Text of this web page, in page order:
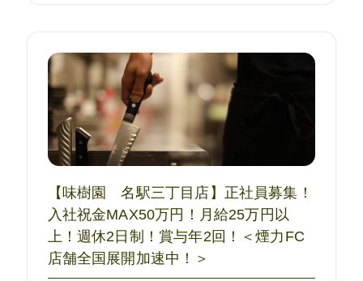
【味樹園 名駅三丁目店】正社員募集！
入社祝金MAX50万円！月給25万円以
上！週休2日制！賞与年2回！＜煙力FC
店舗全国展開加速中！＞